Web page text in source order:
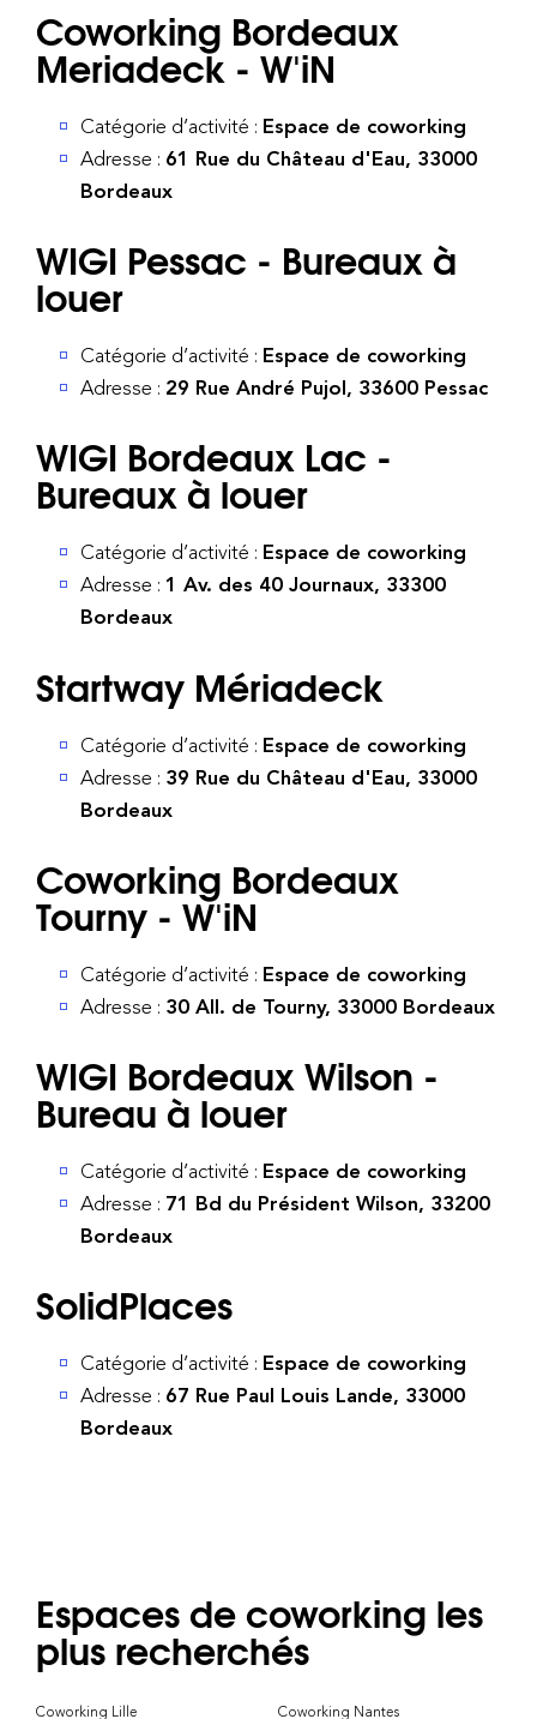
Coworking Bordeaux
Meriadeck - W'iN
Catégorie d’activité : Espace de coworking
Adresse : 61 Rue du Château d'Eau, 33000
Bordeaux
WIGI Pessac - Bureaux à
louer
Catégorie d’activité : Espace de coworking
Adresse : 29 Rue André Pujol, 33600 Pessac
WIGI Bordeaux Lac -
Bureaux à louer
Catégorie d’activité : Espace de coworking
Adresse : 1 Av. des 40 Journaux, 33300
Bordeaux
Startway Mériadeck
Catégorie d’activité : Espace de coworking
Adresse : 39 Rue du Château d'Eau, 33000
Bordeaux
Coworking Bordeaux
Tourny - W'iN
Catégorie d’activité : Espace de coworking
Adresse : 30 All. de Tourny, 33000 Bordeaux
WIGI Bordeaux Wilson -
Bureau à louer
Catégorie d’activité : Espace de coworking
Adresse : 71 Bd du Président Wilson, 33200
Bordeaux
SolidPlaces
Catégorie d’activité : Espace de coworking
Adresse : 67 Rue Paul Louis Lande, 33000
Bordeaux
Espaces de coworking les
plus recherchés
Coworking Lille Coworking Nantes